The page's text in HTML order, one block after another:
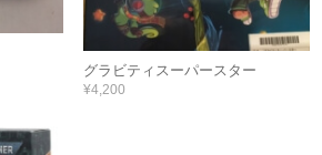
グラビティスーパースター
¥4,200